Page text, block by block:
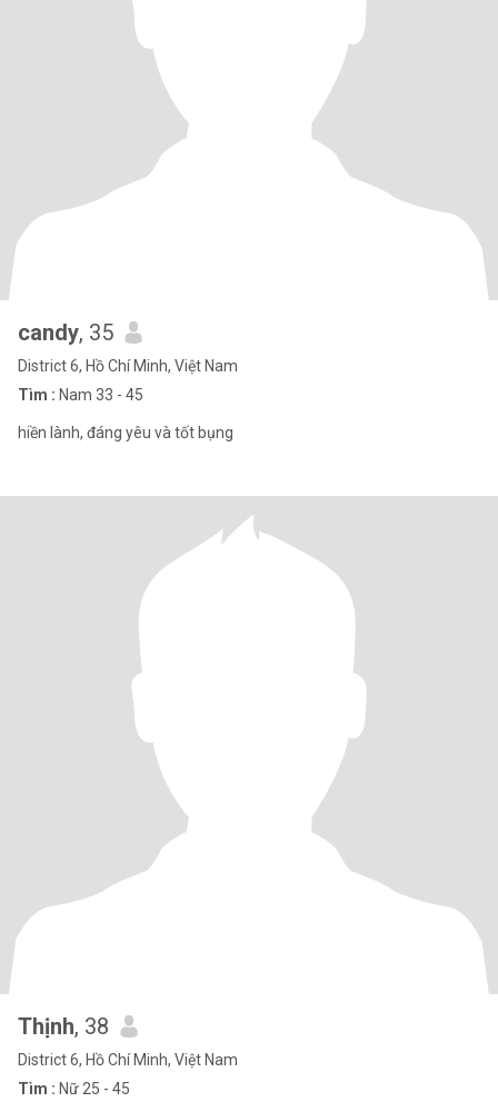
candy, 35
District 6, Hồ Chí Minh, Việt Nam
Tìm : Nam 33 - 45
hiền lành, đáng yêu và tốt bụng
Thịnh, 38
District 6, Hồ Chí Minh, Việt Nam
Tìm : Nữ 25 - 45